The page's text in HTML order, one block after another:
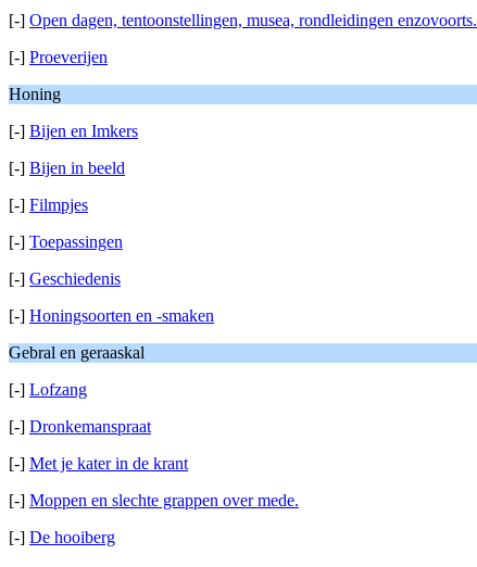
[-] Open dagen, tentoonstellingen, musea, rondleidingen enzovoorts.
[-] Proeverijen
Honing
[-] Bijen en Imkers
[-] Bijen in beeld
[-] Filmpjes
[-] Toepassingen
[-] Geschiedenis
[-] Honingsoorten en -smaken
Gebral en geraaskal
[-] Lofzang
[-] Dronkemanspraat
[-] Met je kater in de krant
[-] Moppen en slechte grappen over mede.
[-] De hooiberg